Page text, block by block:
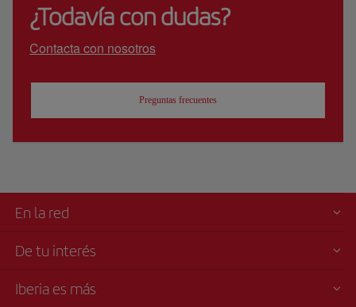
¿Todavía con dudas?
Contacta con nosotros
Preguntas frecuentes
En la red
De tu interés
Iberia es más